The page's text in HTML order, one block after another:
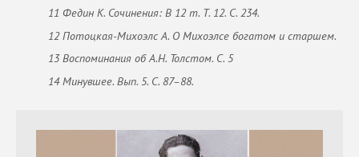
11 Федин К. Сочинения: В 12 т. Т. 12. С. 234.
12 Потоцкая-Михоэлс А. О Михоэлсе богатом и старшем.
13 Воспоминания об А.Н. Толстом. С. 5
14 Минувшее. Вып. 5. С. 87–88.